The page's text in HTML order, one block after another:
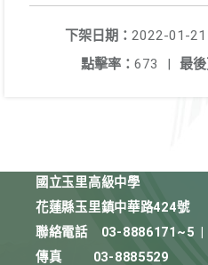
下架日期： 2022-01-21
最後
點擊率： 673 |
國立玉里高級中學
花蓮縣玉里鎮中華路424號
聯絡電話
03-8886171~5
傳真
03-8885529